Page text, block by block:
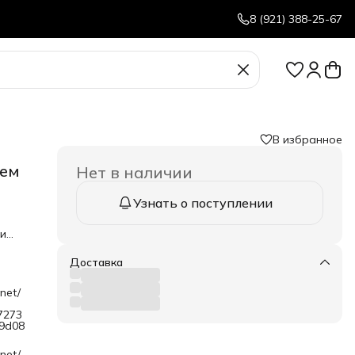
8 (921) 388-25-67
В избранное
Нет в наличии
Узнать о поступлении
Доставка